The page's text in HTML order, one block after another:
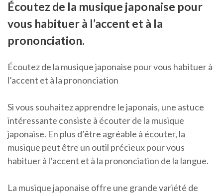
Écoutez de la musique japonaise pour
vous habituer à l’accent et à la
prononciation.
Écoutez de la musique japonaise pour vous habituer à
l’accent et à la prononciation
Si vous souhaitez apprendre le japonais, une astuce
intéressante consiste à écouter de la musique
japonaise. En plus d’être agréable à écouter, la
musique peut être un outil précieux pour vous
habituer à l’accent et à la prononciation de la langue.
La musique japonaise offre une grande variété de